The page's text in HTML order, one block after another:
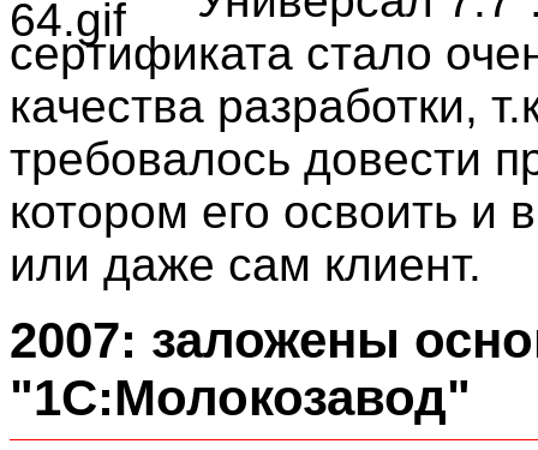
сертификата стало
качества разработки,
требовалось довести
котором его освоить и
или даже сам клиент.
2007: заложены
"1С:Молокозавод"